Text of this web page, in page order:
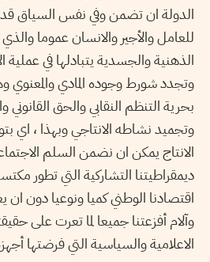
الدولة ان تضمن وفي نفس السياق
للعامل والأجير والانسان عموما
الذهنية والجسدية يتبادلها في
وتجدد شورط وجوده المادي والمعنوي
بحرية التنظم النقابي والحق القانوني
وتجميد نشاطه الانتاجي وبهذا ، اي
الانتاج يمكن ان نضمن السلم
ديمقراطيتنا التشاركية التي تطور
اقتصادنا الوطني كميا ونوعيا دون ان
وآلام أفزعتنا جميعا لما تعرت على
الاعلامية والسياسية التي فرضتها